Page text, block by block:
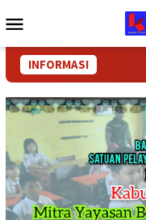
ke
Mobile
INFORMASI